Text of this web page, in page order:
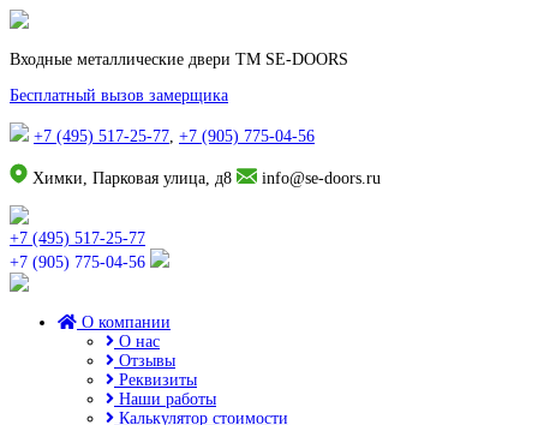
Входные металлические двери TM SE-DOORS
Бесплатный вызов замерщика
+7 (495) 517-25-77, +7 (905) 775-04-56
Химки, Парковая улица, д8 info@se-doors.ru
+7 (495) 517-25-77
+7 (905) 775-04-56
О компании
О нас
Отзывы
Реквизиты
Наши работы
Калькулятор стоимости